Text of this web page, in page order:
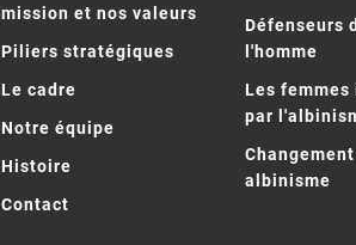
mission et nos valeurs
Piliers stratégiques
Le cadre
Notre équipe
Histoire
Contact
Défenseurs
l'homme
Les
par
albinisme